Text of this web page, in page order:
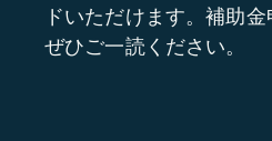
ドいただけます。補助
ぜひご一読ください。